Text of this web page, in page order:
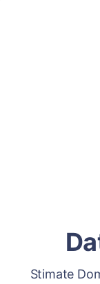
Stimate